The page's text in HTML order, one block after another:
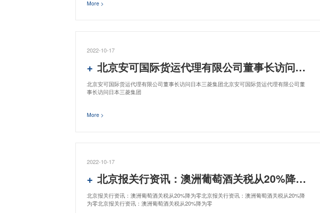
More >
2022-10-17
北京安可国际货运代理有限公司董事长访问日本三菱集团
北京安可国际货运代理有限公司董事长访问日本三菱集团北京安可国际货运代理有限公司董
事长访问日本三菱集团
More >
2022-10-17
北京报关行资讯：澳洲葡萄酒关税从20%降为零
北京报关行资讯：澳洲葡萄酒关税从20%降为零北京报关行资讯：澳洲葡萄酒关税从20%降
为零北京报关行资讯：澳洲葡萄酒关税从20%降为零